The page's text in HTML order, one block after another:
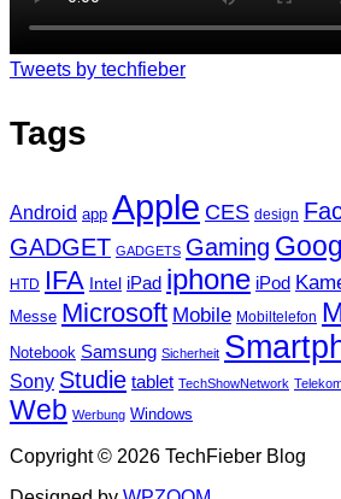
Tweets by techfieber
Tags
Android app Apple CES design
GADGET GADGETS Gaming
HTD IFA Intel iPad iphone iPod
Messe Microsoft Mobile Mobiltelefon
Notebook Samsung Sicherheit
Sony Studie tablet TechShowNetwork
Web Werbung Windows
Copyright © 2026 TechFieber Blog